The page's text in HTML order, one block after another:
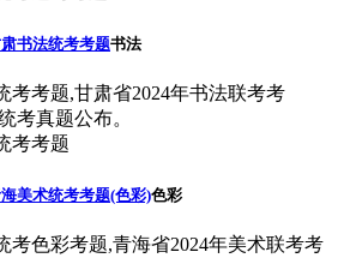
肃书法统考考题书法
考考题,甘肃省2024年书法联考考
考真题公布。
海美术统考考题(色彩)色彩
考色彩考题,青海省2024年美术联考考